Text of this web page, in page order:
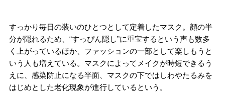
すっかり毎日の装いのひとつとして定着したマスク。顔の半
分が隠れるため、“すっぴん隠し”に重宝するという声も数多
く上がっているほか、ファッションの一部として楽しもうと
いう人も増えている。マスクによってメイクが時短できるう
えに、感染防止になる半面、マスクの下ではしわやたるみを
はじめとした老化現象が進行しているという。